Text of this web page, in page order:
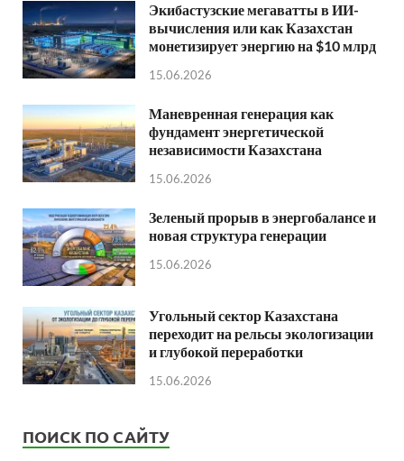
Экибастузские мегаватты в ИИ-
вычисления или как Казахстан
монетизирует энергию на $10 млрд
15.06.2026
Маневренная генерация как
фундамент энергетической
независимости Казахстана
15.06.2026
Зеленый прорыв в энергобалансе и
новая структура генерации
15.06.2026
Угольный сектор Казахстана
переходит на рельсы экологизации
и глубокой переработки
15.06.2026
ПОИСК ПО САЙТУ